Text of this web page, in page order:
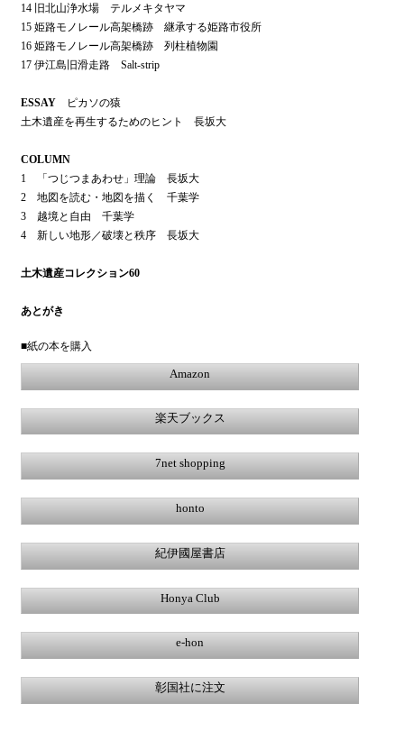
14 旧北山浄水場 テルメキタヤマ
15 姫路モノレール高架橋跡 継承する姫路市役所
16 姫路モノレール高架橋跡 列柱植物園
17 伊江島旧滑走路 Salt-strip
ESSAY ピカソの猿
土木遺産を再生するためのヒント 長坂大
COLUMN
1 「つじつまあわせ」理論 長坂大
2 地図を読む・地図を描く 千葉学
3 越境と自由 千葉学
4 新しい地形／破壊と秩序 長坂大
土木遺産コレクション60
あとがき
■紙の本を購入
Amazon
楽天ブックス
7net shopping
honto
紀伊國屋書店
Honya Club
e-hon
彰国社に注文